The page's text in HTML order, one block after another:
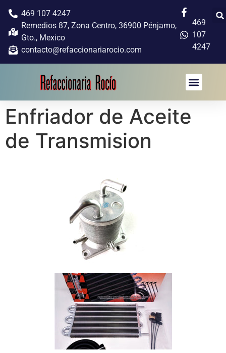
469
107
4247
469 107 4247
Remedios 87, Zona Centro, 36900 Pénjamo,
Gto., Mexico
contacto@refaccionariarocio.com
Enfriador de Aceite
de Transmision